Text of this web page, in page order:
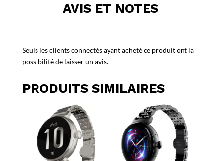
AVIS ET NOTES
Seuls les clients connectés ayant acheté ce produit ont la
possibilité de laisser un avis.
PRODUITS SIMILAIRES